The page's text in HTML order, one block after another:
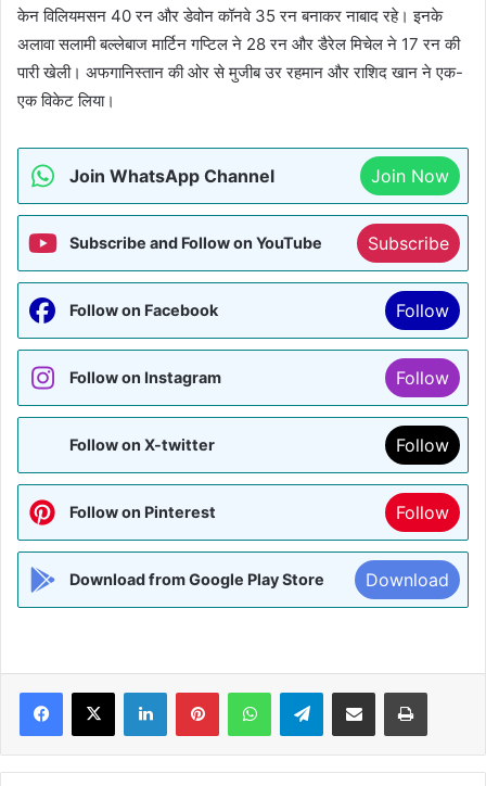
केन विलियमसन 40 रन और डेवोन कॉनवे 35 रन बनाकर नाबाद रहे। इनके
अलावा सलामी बल्लेबाज मार्टिन गप्टिल ने 28 रन और डैरेल मिचेल ने 17 रन की
पारी खेली। अफगानिस्तान की ओर से मुजीब उर रहमान और राशिद खान ने एक-
एक विकेट लिया।
Join WhatsApp Channel Join Now
Subscribe and Follow on YouTube Subscribe
Follow on Facebook Follow
Follow on Instagram Follow
Follow on X-twitter Follow
Follow on Pinterest Follow
Download from Google Play Store Download
Facebook
X LinkedInPinterestWhatsAppTelegramShare via Email Print